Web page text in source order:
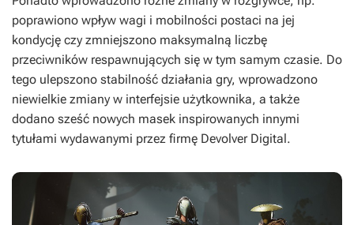
poprawiono wpływ wagi i mobilności postaci na jej
kondycję czy zmniejszono maksymalną liczbę
przeciwników respawnujących się w tym samym czasie. Do
tego ulepszono stabilność działania gry, wprowadzono
niewielkie zmiany w interfejsie użytkownika, a także
dodano sześć nowych masek inspirowanych innymi
tytułami wydawanymi przez firmę Devolver Digital.